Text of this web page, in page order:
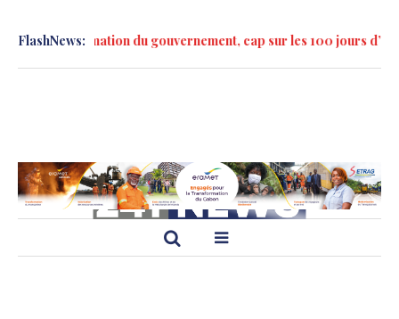
FlashNews:
la formation du gouvernement, cap sur les 100 jours d’action »